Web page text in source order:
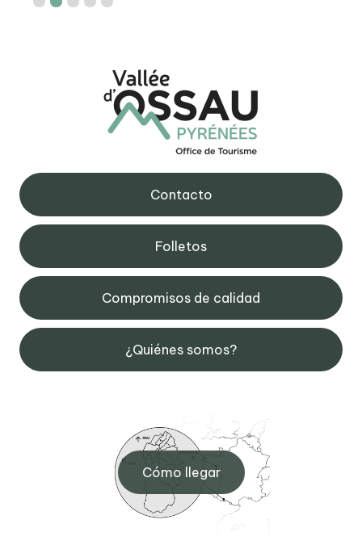
Contacto
Folletos
Compromisos de calidad
¿Quiénes somos?
Cómo llegar